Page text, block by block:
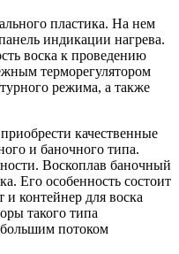
пластика. На нем
индикации нагрева.
воска к проведению
терморегулятором
режима, а также
качественные
и баночного типа.
Воскоплав баночный
Его особенность состоит
и контейнер для воска
такого типа
потоком